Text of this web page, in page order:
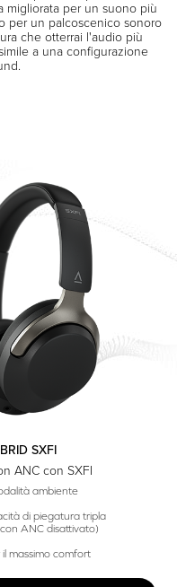
migliorata per un suono più
per un palcoscenico sonoro
che otterrai l'audio più
a una configurazione
SXFI
ANC con SXFI
ambiente
di piegatura tripla
ANC disattivato)
massimo comfort